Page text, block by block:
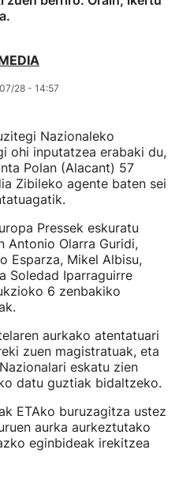
28 - 14:57
Nazionaleko
ohi inputatzea erabaki du,
Polan (Alacant) 57
Zibileko agente baten sei
Pressek eskuratu
Antonio Olarra Guridi,
Esparza, Mikel Albisu,
Soledad Iparraguirre
6 zenbakiko
aurkako atentatuari
zuen magistratuak, eta
eskatu zien
datu guztiak bidaltzeko.
ETAko buruzagitza ustez
aurka aurkeztutako
eginbideak irekitzea